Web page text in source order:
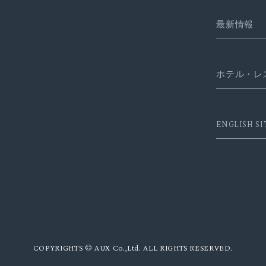
最新情報
ホテル・レ
ENGLISH
COPYRIGHTS © AUX Co.,Ltd. ALL RIGHTS RESERVED.